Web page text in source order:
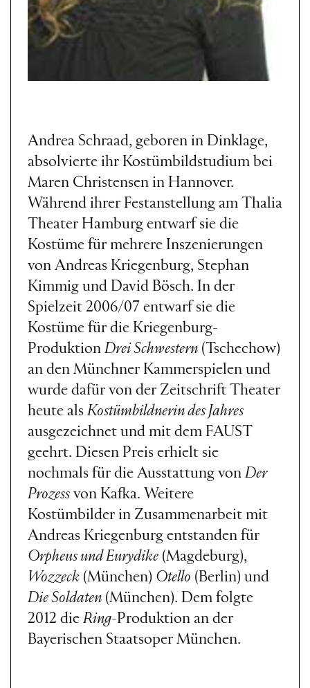
Andrea Schraad, geboren in Dinklage,
absolvierte ihr Kostümbildstudium bei
Maren Christensen in Hannover.
Während ihrer Festanstellung am Thalia
Theater Hamburg entwarf sie die
Kostüme für mehrere Inszenierungen
von Andreas Kriegenburg, Stephan
Kimmig und David Bösch. In der
Spielzeit 2006/07 entwarf sie die
Kostüme für die Kriegenburg-
Produktion Drei Schwestern (Tschechow)
an den Münchner Kammerspielen und
wurde dafür von der Zeitschrift Theater
heute als Kostümbildnerin des Jahres
ausgezeichnet und mit dem FAUST
geehrt. Diesen Preis erhielt sie
nochmals für die Ausstattung von Der
Prozess von Kafka. Weitere
Kostümbilder in Zusammenarbeit mit
Andreas Kriegenburg entstanden für
Orpheus und Eurydike (Magdeburg),
Wozzeck (München) Otello (Berlin) und
Die Soldaten (München). Dem folgte
2012 die Ring-Produktion an der
Bayerischen Staatsoper München.